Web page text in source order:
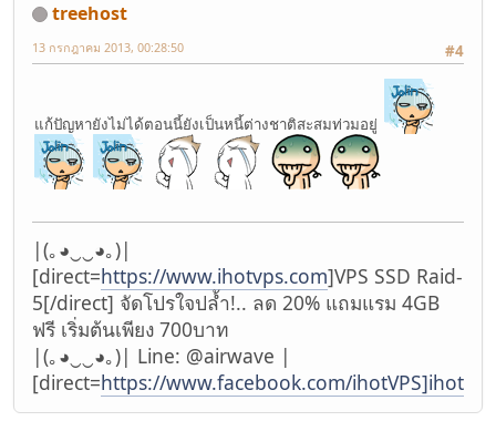
treehost
#4
13 กรกฎาคม 2013, 00:28:50
แก้ปัญหายังไม่ได้ตอนนี้ยังเป็นหนี้ต่างชาติสะสมท่วมอยู่
|(｡◕‿‿◕｡)|
[direct=https://www.ihotvps.com]VPS SSD Raid-
5[/direct] จัดโปรใจปล้ำ!.. ลด 20% แถมแรม 4GB
ฟรี เริ่มต้นเพียง 700บาท
|(｡◕‿‿◕｡)| Line: @airwave |
[direct=https://www.facebook.com/